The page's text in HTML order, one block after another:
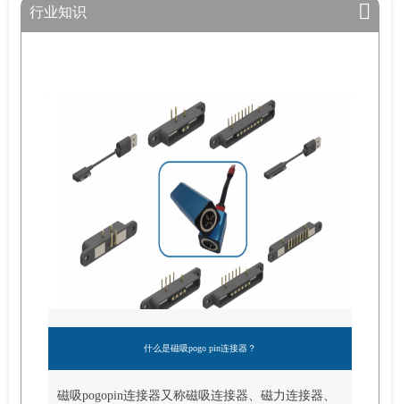
行业知识
什么是磁吸pogo pin连接器？
磁吸pogopin连接器又称磁吸连接器、磁力连接器、